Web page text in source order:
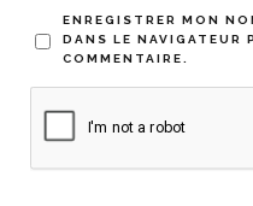
ENREGISTRER MON
DANS LE NAVIGATEUR
COMMENTAIRE.